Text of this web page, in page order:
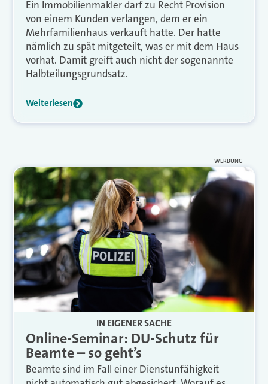
Ein Immobilienmakler darf zu Recht Provision
von einem Kunden verlangen, dem er ein
Mehrfamilienhaus verkauft hatte. Der hatte
nämlich zu spät mitgeteilt, was er mit dem Haus
vorhat. Damit greift auch nicht der sogenannte
Halbteilungsgrundsatz.
Weiterlesen
WERBUNG
IN EIGENER SACHE
Online-Seminar: DU-Schutz für
Beamte – so geht’s
Beamte sind im Fall einer Dienstunfähigkeit